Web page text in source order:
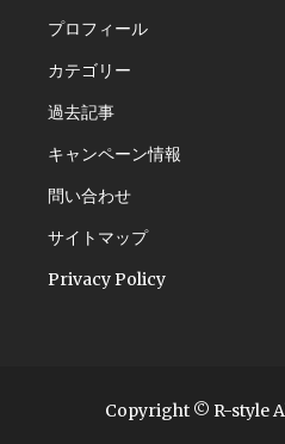
プロフィール
カテゴリー
過去記事
キャンペーン情報
問い合わせ
サイトマップ
Privacy Policy
Copyright © R-style